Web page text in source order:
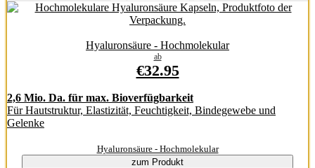
Hyaluronsäure - Hochmolekular
ab
€32.95
2,6 Mio. Da. für max. Bioverfügbarkeit
Für Hautstruktur, Elastizität, Feuchtigkeit, Bindegewebe und
Gelenke
Hyaluronsäure - Hochmolekular
zum Produkt